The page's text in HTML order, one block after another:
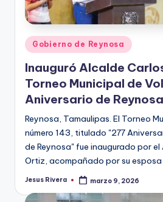
Publicado
en
Gobierno de Reynosa
Inauguró Alcalde
Torneo Municipal de
Aniversario de Reynosa
Reynosa, Tamaulipas. El Torneo
número 143, titulado "277
de Reynosa" fue inaugurado por
Ortiz, acompañado por su
Publicado
Jesus Rivera marzo 9, 2026